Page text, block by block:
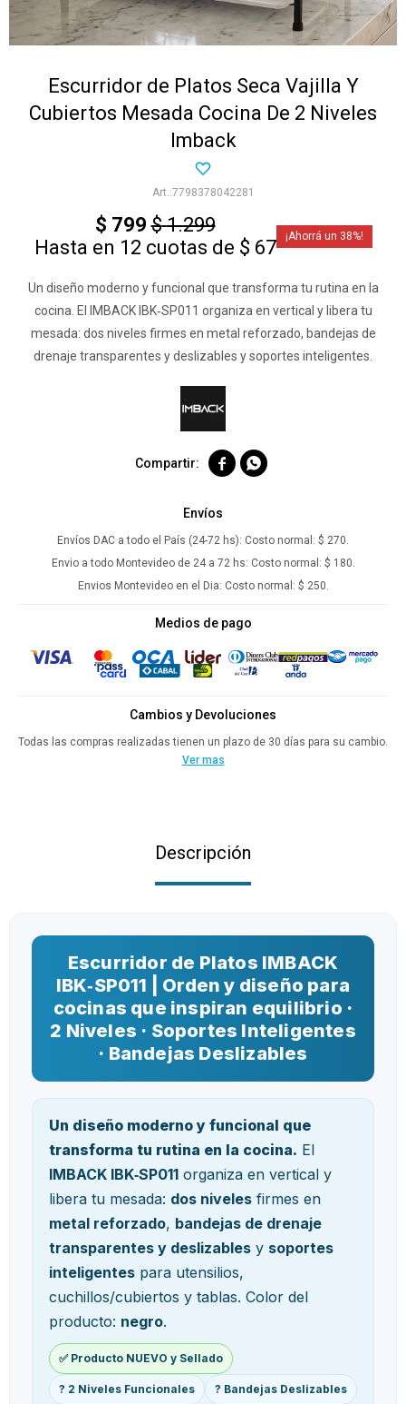
Escurridor de Platos Seca Vajilla Y
Cubiertos Mesada Cocina De 2 Niveles
Imback
7798378042281
$ 799 $ 1.299
Hasta en 12 cuotas de $ 67
38
Un diseño moderno y funcional que transforma tu rutina en la
cocina. El IMBACK IBK‑SP011 organiza en vertical y libera tu
mesada: dos niveles firmes en metal reforzado, bandejas de
drenaje transparentes y deslizables y soportes inteligentes.
 
Envíos
Envíos DAC a todo el País (24-72 hs): Costo normal: $ 270.
Envio a todo Montevideo de 24 a 72 hs: Costo normal: $ 180.
Envios Montevideo en el Dia: Costo normal: $ 250.
Medios de pago
Cambios y Devoluciones
Todas las compras realizadas tienen un plazo de 30 días para su cambio.
Ver mas
Descripción
Escurridor de Platos IMBACK
IBK‑SP011 | Orden y diseño para
cocinas que inspiran equilibrio ·
2 Niveles · Soportes Inteligentes
· Bandejas Deslizables
Un diseño moderno y funcional que
transforma tu rutina en la cocina. El
IMBACK IBK‑SP011 organiza en vertical y
libera tu mesada: dos niveles firmes en
metal reforzado, bandejas de drenaje
transparentes y deslizables y soportes
inteligentes para utensilios,
cuchillos/cubiertos y tablas. Color del
producto: negro.
✅ Producto NUEVO y Sellado
? 2 Niveles Funcionales ? Bandejas Deslizables